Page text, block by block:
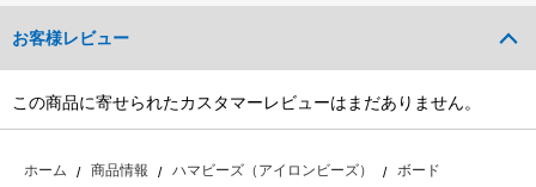
お客様レビュー
この商品に寄せられたカスタマーレビューはまだありません。
ホーム 商品情報 ハマビーズ（アイロンビーズ）
ボード